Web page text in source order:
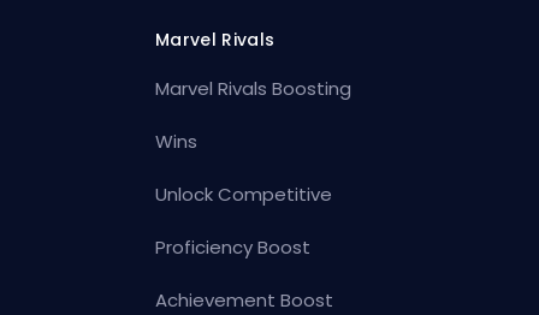
Marvel Rivals
Marvel Rivals Boosting
Wins
Unlock Competitive
Proficiency Boost
Achievement Boost